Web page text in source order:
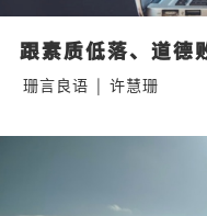
跟素质低落、道德
珊言良语 | 许慧珊